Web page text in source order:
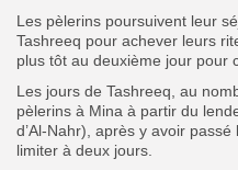
Les pèlerins poursuivent leur
Tashreeq pour achever leurs
plus tôt au deuxième jour pour
Les jours de Tashreeq, au
pèlerins à Mina à partir du
d’Al-Nahr), après y avoir
limiter à deux jours.